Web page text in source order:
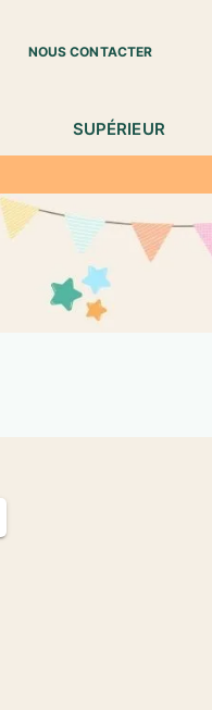
NOUS CONTACTER
SUPÉRIEUR